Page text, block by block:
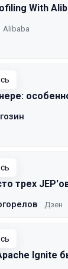
With
Alibaba
трех
Дзен
Ignite